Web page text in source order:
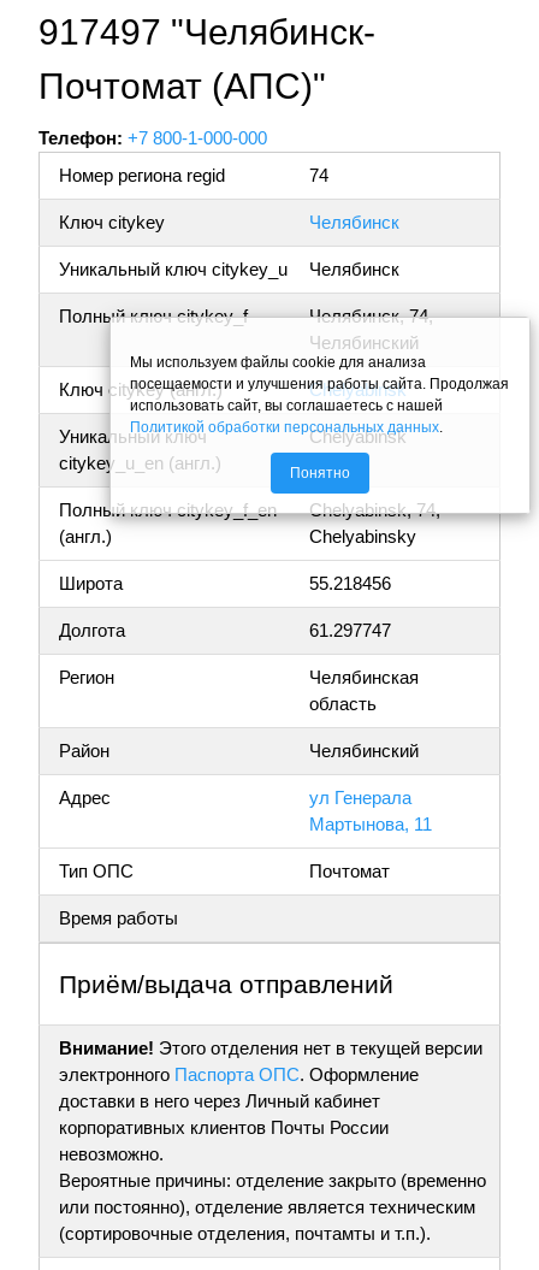
917497 "Челябинск-
Почтомат (АПС)"
Телефон: +7 800-1-000-000
Номер региона regid
74
Ключ citykey Челябинск
Уникальный ключ citykey_u Челябинск
Полный ключ citykey_f
Челябинск, 74,
Челябинский
Ключ citykey (англ.) Chelyabinsk
Уникальный ключ
citykey_u_en (англ.)
Chelyabinsk
Полный ключ citykey_f_en
(англ.)
Chelyabinsk, 74,
Chelyabinsky
Широта 55.218456
Долгота 61.297747
Регион
Челябинская
область
Район Челябинский
Адрес
ул Генерала
Мартынова, 11
Тип ОПС Почтомат
Время работы
Приём/выдача отправлений
Внимание! Этого отделения нет в текущей версии
электронного Паспорта ОПС. Оформление
доставки в него через Личный кабинет
корпоративных клиентов Почты России
невозможно.
Вероятные причины: отделение закрыто (временно
или постоянно), отделение является техническим
(сортировочные отделения, почтамты и т.п.).
Мы используем файлы cookie для анализа
посещаемости и улучшения работы сайта. Продолжая
использовать сайт, вы соглашаетесь с нашей
Политикой обработки персональных данных.
Понятно